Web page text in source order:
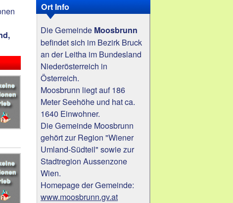
Ort Info
Die Gemeinde Moosbrunn
befindet sich im Bezirk Bruck
an der Leitha im Bundesland
Niederösterreich in
Österreich.
Moosbrunn liegt auf 186
Meter Seehöhe und hat ca.
1640 Einwohner.
Die Gemeinde Moosbrunn
gehört zur Region "Wiener
Umland-Südteil" sowie zur
Stadtregion Aussenzone
Wien.
Homepage der Gemeinde:
www.moosbrunn.gv.at